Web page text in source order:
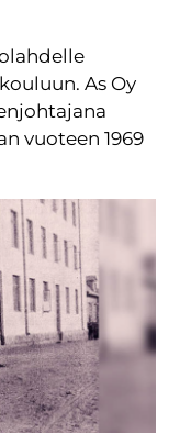
As Oy
vuoteen 1969